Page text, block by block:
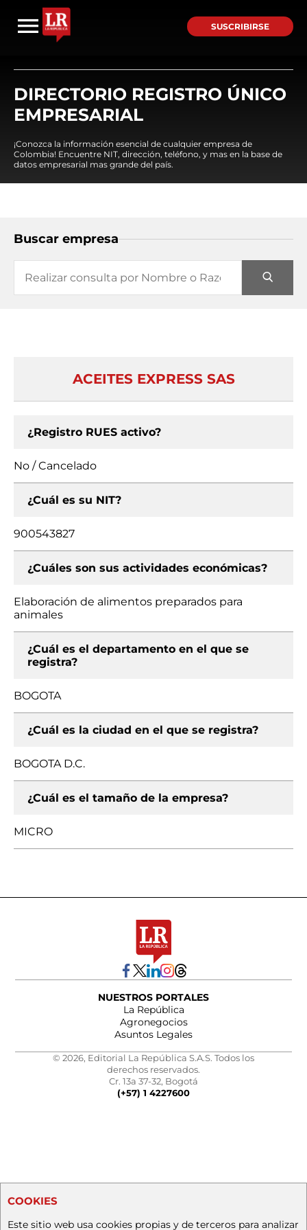
SUSCRIBIRSE
DIRECTORIO REGISTRO ÚNICO
EMPRESARIAL
¡Conozca la información esencial de cualquier empresa de
Colombia! Encuentre NIT, dirección, teléfono, y mas en la base de
datos empresarial mas grande del país.
Buscar empresa
ACEITES EXPRESS SAS
¿Registro RUES activo?
No / Cancelado
¿Cuál es su NIT?
900543827
¿Cuáles son sus actividades económicas?
Elaboración de alimentos preparados para
animales
¿Cuál es el departamento en el que se
registra?
BOGOTA
¿Cuál es la ciudad en el que se registra?
BOGOTA D.C.
¿Cuál es el tamaño de la empresa?
MICRO
NUESTROS PORTALES
La República
Agronegocios
Asuntos Legales
© 2026, Editorial La República S.A.S. Todos los
derechos reservados.
Cr. 13a 37-32, Bogotá
(+57) 1 4227600
COOKIES
Este sitio web usa cookies propias y de terceros para analizar